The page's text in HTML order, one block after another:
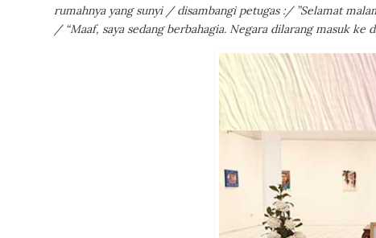
rumahnya yang sunyi / disambangi petugas :/ ”Selamat
/ “Maaf, saya sedang berbahagia. Negara dilarang masuk ke